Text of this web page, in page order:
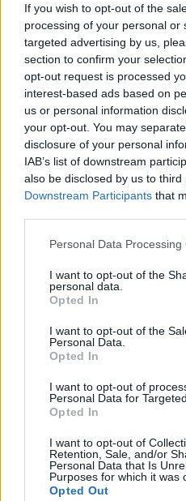
If you wish to opt-out of the
processing of your personal or
targeted advertising by us,
section to confirm your
opt-out request is processed
interest-based ads based on
us or personal information
your opt-out. You may
disclosure of your personal
IAB’s list of downstream
also be disclosed by us to third
Downstream Participants that
Personal Data Processing
I want to opt-out of the
personal data.
Opted In
I want to opt-out of the
Personal Data.
Opted In
I want to opt-out of
Personal Data for
Opted In
I want to opt-out of
Retention, Sale, and/or
Personal Data that Is
Purposes for which it was
Opted Out
Φρουροί της Επανάστασης:
Ορμούζ δεν σχετίζεται με
Τεχεράνης - Ομάν
14:04
Χαλκιδική: Στο
που τραυματίστηκε σε
13:54
ΒΟΑΚ: Κλείνει την Τρίτη
γίνεται η κυκλοφορία
Γιατί να βάλετε φύλλα
Παλαιό Φάληρο: Συνελήφθη
ρωσόφωνης μαφίας
απαγορεύσεις σε δάση και
Συναγερμός για τους
παράδειγμα της Κρήτης μετά